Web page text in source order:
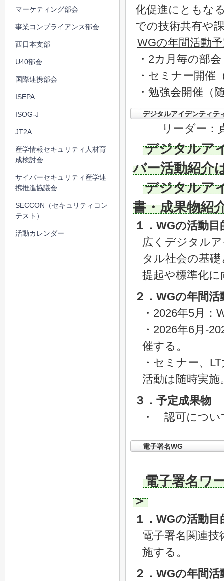
化促進にともな
での技術共有や
WGの年間活動
・2カ月毎の部
・セミナー開催
・勉強会開催（
デジタルアイデンティテ
リーダー：
デジタルア
バー活動紹介
デジタルア
書・成果物紹
１．WGの活動目
広くデジタル
タル社会の基
提起や標準化
２．WGの年間活
・2026年5月
・2026年6月-
催する。
・セミナー、
活動は随時実施
３．予定成果物
・「認可につ
電子署名WG
電子署名ワ
＞
１．WGの活動目
電子署名関連
施する。
２．WGの年間活
マーケティング部会
事業コンプライアンス部会
西日本支部
U40部会
国際連携部会
ISEPA
ISOG-J
JT2A
産学情報セキュリティ人材育
成検討会
サイバーセキュリティ産学連
携推進協議会
SECCON（セキュリティコン
テスト）
活動カレンダー